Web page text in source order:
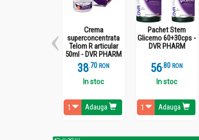
Crema
superconcentrata
Telom R articular
50ml - DVR PHARM
38.7 RON
In stoc
Adauga
Pachet Stem
Glicemo 60+30cps -
DVR PHARM
56.8 RON
In stoc
Adauga